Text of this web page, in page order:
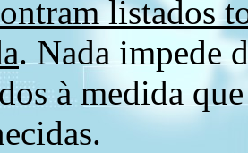
listados
. Nada impede
à medida